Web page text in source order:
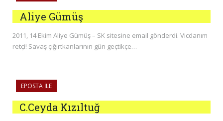
Aliye Gümüş
2011, 14 Ekim Aliye Gümüş – SK sitesine email gönderdi. Vicdanım
retçi! Savaş çığırtkanlarının gün geçtikçe…
EPOSTA ILE
C.Ceyda Kızıltuğ